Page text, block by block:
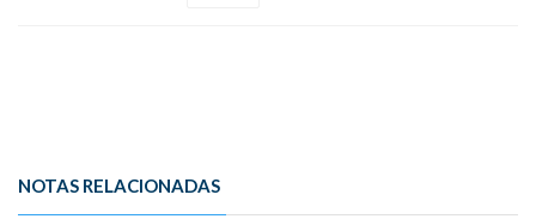
NOTAS RELACIONADAS